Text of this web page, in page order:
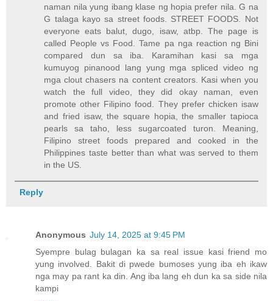
naman nila yung ibang klase ng hopia prefer nila. G na
G talaga kayo sa street foods. STREET FOODS. Not
everyone eats balut, dugo, isaw, atbp. The page is
called People vs Food. Tame pa nga reaction ng Bini
compared dun sa iba. Karamihan kasi sa mga
kumuyog pinanood lang yung mga spliced video ng
mga clout chasers na content creators. Kasi when you
watch the full video, they did okay naman, even
promote other Filipino food. They prefer chicken isaw
and fried isaw, the square hopia, the smaller tapioca
pearls sa taho, less sugarcoated turon. Meaning,
Filipino street foods prepared and cooked in the
Philippines taste better than what was served to them
in the US.
Reply
Anonymous July 14, 2025 at 9:45 PM
Syempre bulag bulagan ka sa real issue kasi friend mo
yung involved. Bakit di pwede bumoses yung iba eh ikaw
nga may pa rant ka din. Ang iba lang eh dun ka sa side nila
kampi